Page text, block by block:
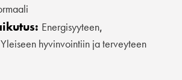
Energisyyteen,
Yleiseen hyvinvointiin ja terveyteen